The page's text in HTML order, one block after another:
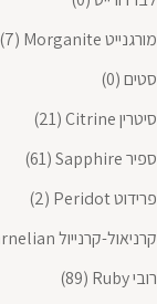
מורגנייט Morganite
(7)
סטים(0)
סיטרין Citrine
(21)
ספיר Sapphire
(61)
פרידוט Peridot
(2)
קרניאול-קרנייול Carnelian
רובי Ruby
(89)